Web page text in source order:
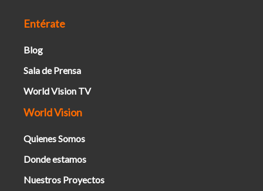
Entérate
Blog
Sala de Prensa
World Vision TV
World Vision
Quienes Somos
Donde estamos
Nuestros Proyectos